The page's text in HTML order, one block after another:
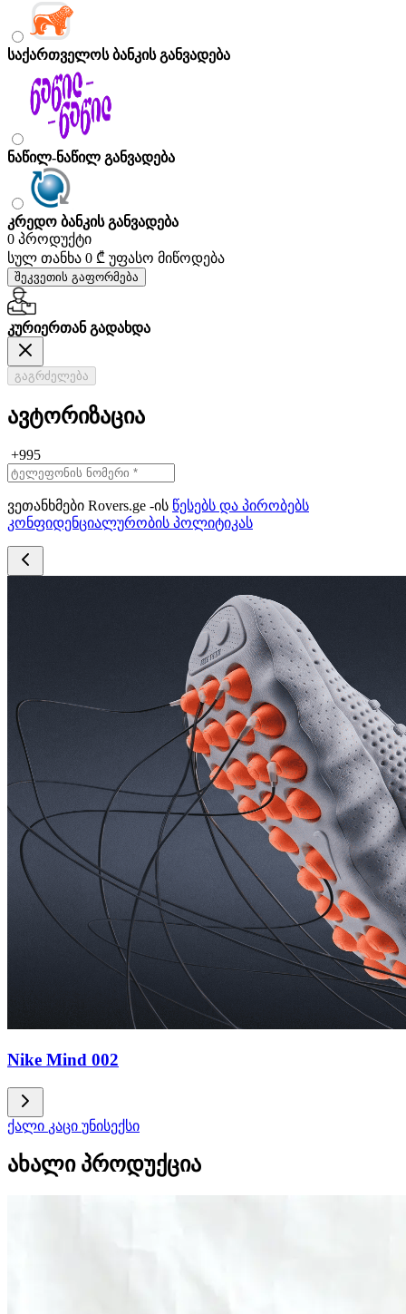
საქართველოს ბანკის განვადება
ნაწილ-ნაწილ განვადება
კრედო ბანკის განვადება
0 პროდუქტი
სულ თანხა 0 ₾ უფასო მიწოდება
შეკვეთის გაფორმება
კურიერთან გადახდა
გაგრძელება
ავტორიზაცია
+995
ვეთანხმები Rovers.ge -ის წესებს და პირობებს
კონფიდენციალურობის პოლიტიკას
Nike Mind 002
ქალი კაცი უნისექსი
ახალი პროდუქცია